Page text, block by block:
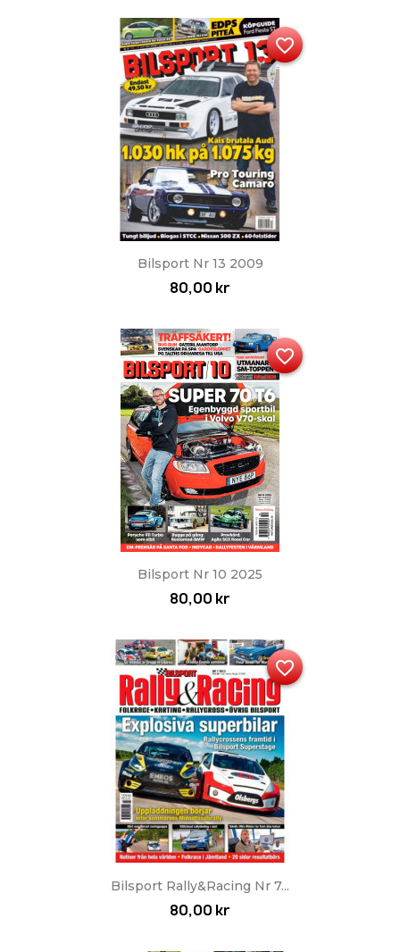
Bilsport Nr 13 2009
80,00 kr
favorite_border
Bilsport Nr 10 2025
80,00 kr
favorite_border
Bilsport Rally&Racing Nr 7...
80,00 kr
favorite_border